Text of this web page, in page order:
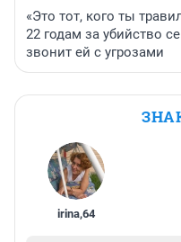
«Это тот, кого ты
22 годам за убийство
звонит ей с угрозами
irina,64